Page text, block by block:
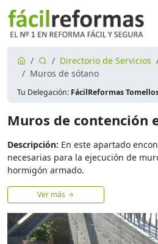
Directorio de Servicios
Muros de sótano
Tu Delegación: FácilReformas
Muros de contención
Descripción: En este apartado
necesarias para la ejecución de
hormigón armado.
Ver más